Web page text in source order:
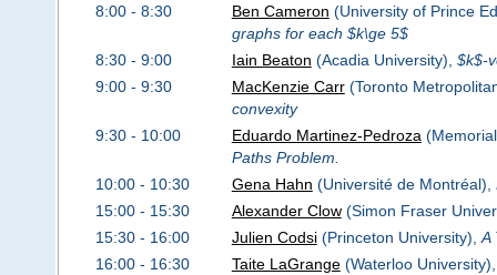
8:00 - 8:30
Ben Cameron (University of Prince
graphs for each $k\ge 5$
8:30 - 9:00
Iain Beaton (Acadia University), $k$-
9:00 - 9:30
MacKenzie Carr(Toronto
convexity
9:30 - 10:00
Eduardo Martinez-Pedroza
Paths Problem.
10:00 - 10:30
Gena Hahn (Université de Montréal),
15:00 - 15:30
Alexander Clow(Simon Fraser
15:30 - 16:00
Julien Codsi(Princeton University), A
16:00 - 16:30
Taite LaGrange(Waterloo